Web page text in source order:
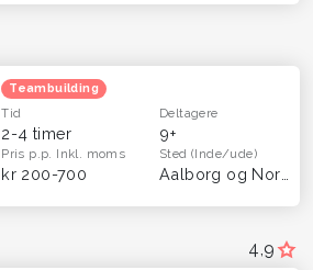
Teambuilding
Tid
2-4 timer
Deltagere
9+
Pris p.p. Inkl. moms
kr 200-700
Sted(Inde/ude)
4,9